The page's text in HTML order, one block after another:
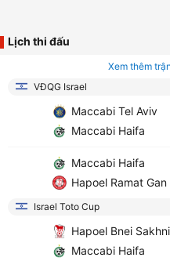
Lịch thi đấu
Xem thêm
VĐQG Israel
Maccabi Tel Aviv
Maccabi Haifa
Maccabi Haifa
Hapoel Ramat Gan
Israel Toto Cup
Hapoel Bnei
Maccabi Haifa